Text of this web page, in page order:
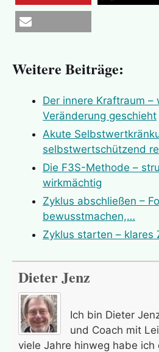
merken
Weitere Beiträge:
Der innere Kraftraum –
Veränderung geschieht
Akute
selbstwertschützend
Die F3S-Methode –
wirkmächtig
Zyklus abschließen –
bewusstmachen,…
Zyklus starten –
Dieter Jenz
Ich bin Dieter
und Coach mit
viele Jahre hinweg habe ich